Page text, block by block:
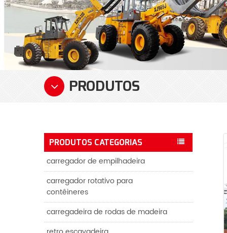
PRODUTOS
PRODUTOS CATEGORIAS
carregador de empilhadeira
carregador rotativo para
contêineres
carregadeira de rodas de madeira